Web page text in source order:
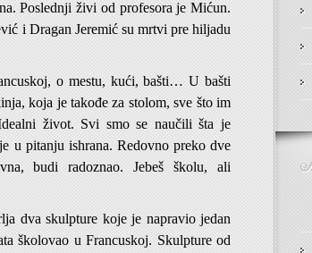
Poslednji živi od profesora je Mićun.
i Dragan Jeremić su mrtvi pre hiljadu
o mestu, kući, bašti… U bašti
koja je takođe za stolom, sve što im
život. Svi smo se naučili šta je
u pitanju ishrana. Redovno preko dve
budi radoznao. Jebeš školu, ali
dva skulpture koje je napravio jedan
školovao u Francuskoj. Skulpture od